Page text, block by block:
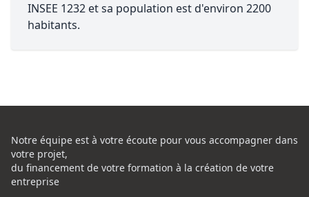
INSEE 1232 et sa population est d'environ 2200
habitants.
Notre équipe est à votre écoute pour vous accompagner dans
votre projet,
du financement de votre formation à la création de votre
entreprise